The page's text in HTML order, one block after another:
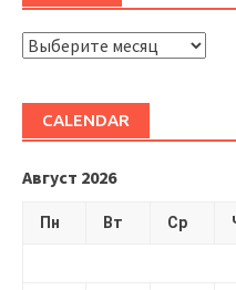
ARHIVĂ
CALENDAR
Август 2026
Пн Вт Ср